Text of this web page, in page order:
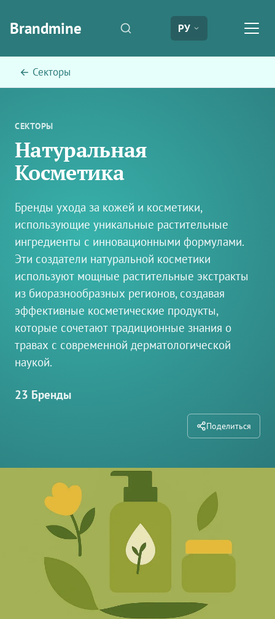
Brandmine РУ
← Секторы
СЕКТОРЫ
Натуральная
Косметика
Бренды ухода за кожей и косметики,
использующие уникальные растительные
ингредиенты с инновационными формулами.
Эти создатели натуральной косметики
используют мощные растительные экстракты
из биоразнообразных регионов, создавая
эффективные косметические продукты,
которые сочетают традиционные знания о
травах с современной дерматологической
наукой.
23 Бренды
Поделиться